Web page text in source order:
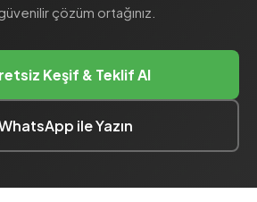
çözüm ortağınız.
Keşif & Teklif Al
ile Yazın